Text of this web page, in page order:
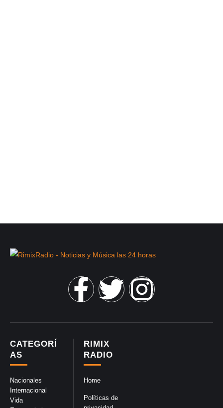
RIMIX
RADIO
Home
Políticas de
CATEGORÍ
AS
Nacionales
Internacional
Vida